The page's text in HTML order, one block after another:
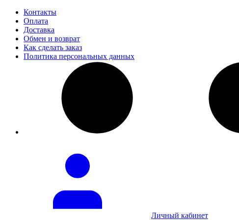
Контакты
Оплата
Доставка
Обмен и возврат
Как сделать заказ
Политика персональных данных
Личный кабинет